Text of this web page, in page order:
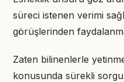
süreci istenen verimi
görüşlerinden
Zaten bilinenlerle
konusunda sürekli